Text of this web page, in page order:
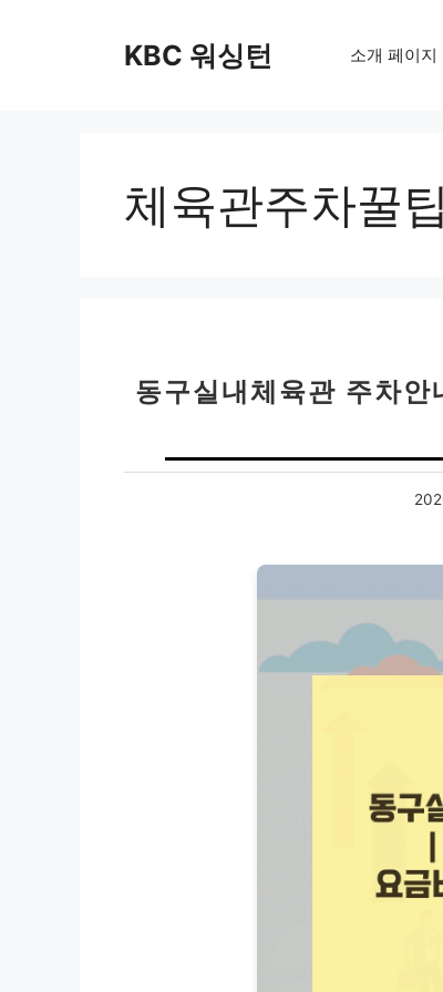
KBC 워싱턴 소개 페이
체육관주차꿀팁
동구실내체육관 주차